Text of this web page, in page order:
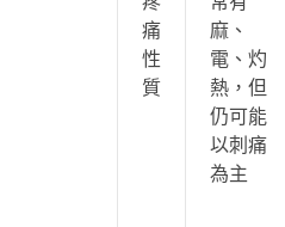
痛
性
質
麻、
電、灼
熱，但
仍可能
以刺痛
為主